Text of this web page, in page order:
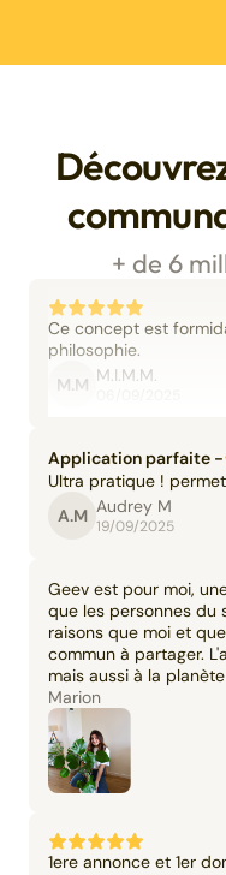
+ de 6
Ce concept est
philosophie.
M.M M.I.M.M.
Application parfaite -
Ultra pratique !
A.M Audrey M
19/09/2025
Geev est pour moi,
que les personnes du
raisons que moi et
commun à partager.
mais aussi à la
Marion
1ere annonce et 1er